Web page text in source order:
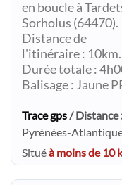
en boucle à
Sorholus (64470).
Distance de
l'itinéraire : 10km.
Durée totale :
Balisage : Jaune
Trace gps/ Distance
Pyrénées-
Situéà moins de 10